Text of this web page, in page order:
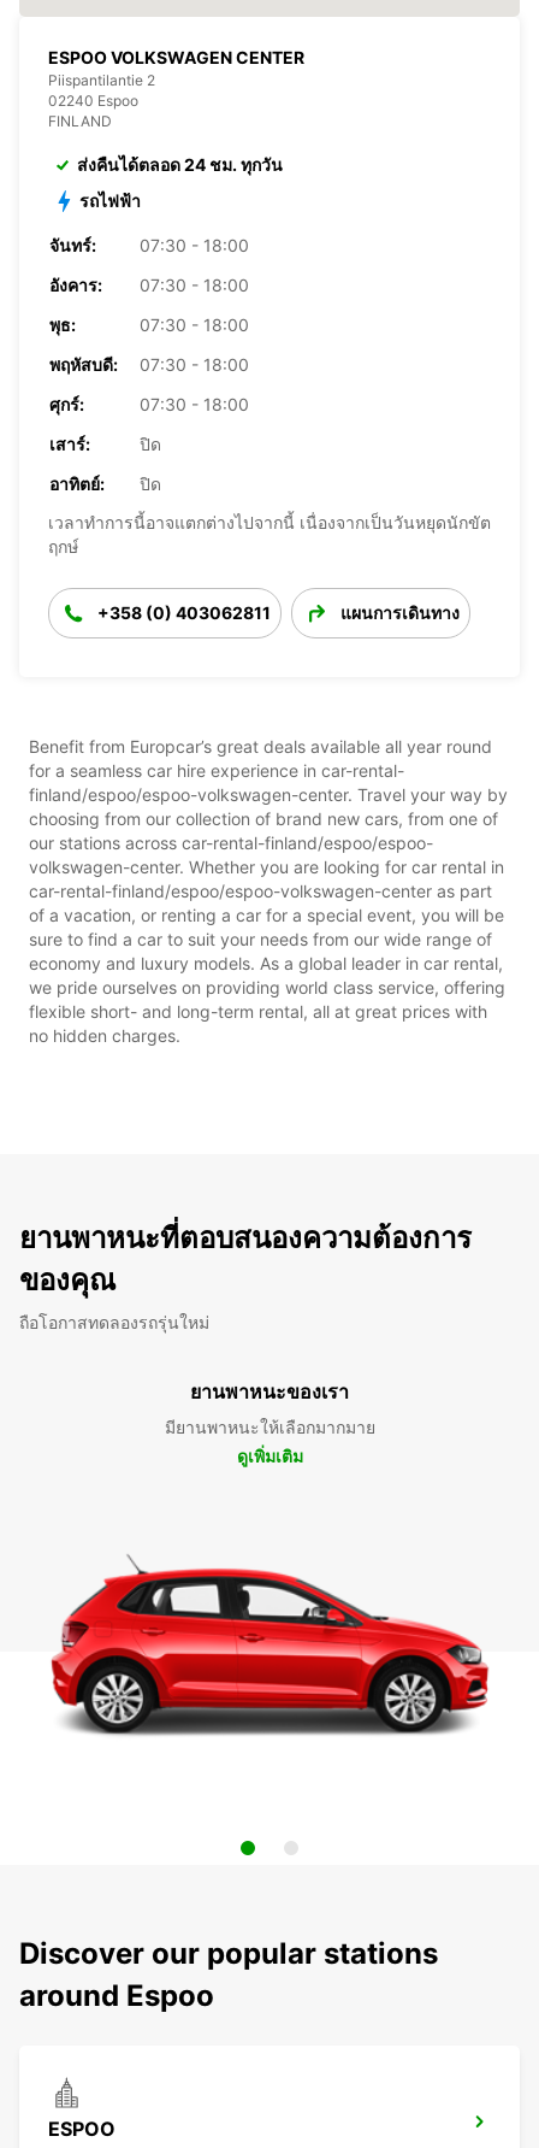
ESPOO VOLKSWAGEN CENTER
Piispantilantie 2
02240 Espoo
FINLAND
ส่งคืนได้ตลอด 24 ชม. ทุกวัน
รถไฟฟ้า
จันทร์:
07:30 - 18:00
อังคาร:
07:30 - 18:00
พุธ:
07:30 - 18:00
พฤหัสบดี:
07:30 - 18:00
ศุกร์:
07:30 - 18:00
เสาร์:
ปิด
อาทิตย์:
ปิด
เวลาทำการนี้อาจแตกต่างไปจากนี้ เนื่องจากเป็นวันหยุดนักขัต
ฤกษ์
+358 (0) 403062811 แผนการเดินทาง
Benefit from Europcar’s great deals available all year round
for a seamless car hire experience in car-rental-
finland/espoo/espoo-volkswagen-center. Travel your way by
choosing from our collection of brand new cars, from one of
our stations across car-rental-finland/espoo/espoo-
volkswagen-center. Whether you are looking for car rental in
car-rental-finland/espoo/espoo-volkswagen-center as part
of a vacation, or renting a car for a special event, you will be
sure to find a car to suit your needs from our wide range of
economy and luxury models. As a global leader in car rental,
we pride ourselves on providing world class service, offering
flexible short- and long-term rental, all at great prices with
no hidden charges.
ยานพาหนะที่ตอบสนองความต้องการ
ของคุณ
ถือโอกาสทดลองรถรุ่นใหม่
ยานพาหนะของเรา
มียานพาหนะให้เลือกมากมาย
ดูเพิ่มเติม
Discover our popular stations
around Espoo
ESPOO